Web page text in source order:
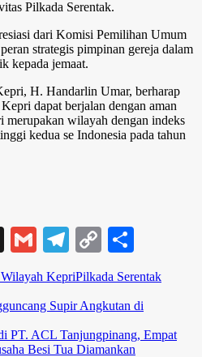
Pilkada Serentak.
dari Komisi Pemilihan Umum
strategis pimpinan gereja dalam
kepada jemaat.
H. Handarlin Umar, berharap
dapat berjalan dengan aman
wilayah dengan indeks
kedua se Indonesia pada tahun
X GmailTelegram
Copy
Link
KepriPilkada Serentak
Supir Angkutan di
PT. ACL Tanjungpinang, Empat
Besi Tua Diamankan